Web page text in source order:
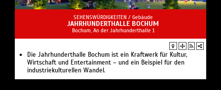
SEHENSWÜRDIGKEITEN / Gebäude
JAHRHUNDERTHALLE BOCHUM
Bochum, An der Jahrhunderthalle 1
Die Jahrhunderthalle Bochum ist ein Kraftwerk für Kultur,
Wirtschaft und Entertainment – und ein Beispiel für den
industriekulturellen Wandel.